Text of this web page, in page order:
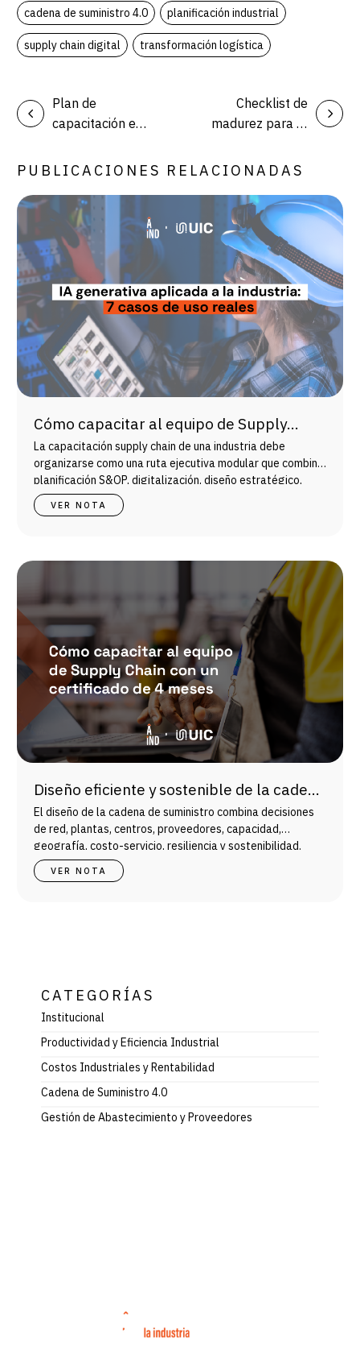
cadena de suministro 4.0 planificación industrial
supply chain digital transformación logística
Plan de
capacitación en
industriales:
equipos de
finanzas y
operaciones
Checklist de
madurez para la
suministro
PUBLICACIONES RELACIONADAS
Cómo capacitar al equipo de Supply
Chain con un certificado de 4 meses
La capacitación supply chain de una industria debe
organizarse como una ruta ejecutiva modular que combine
planificación S&OP, digitalización, diseño estratégico,
gestión integral y desarrollo con proveedores.
VER NOTA
Diseño eficiente y sostenible de la cadena
de suministro: marco para decisores
industriales
El diseño de la cadena de suministro combina decisiones
de red, plantas, centros, proveedores, capacidad,
geografía, costo-servicio, resiliencia y sostenibilidad.
VER NOTA
CATEGORÍAS
Institucional
Productividad y Eficiencia Industrial
Costos Industriales y Rentabilidad
Cadena de Suministro 4.0
Gestión de Abastecimiento y Proveedores